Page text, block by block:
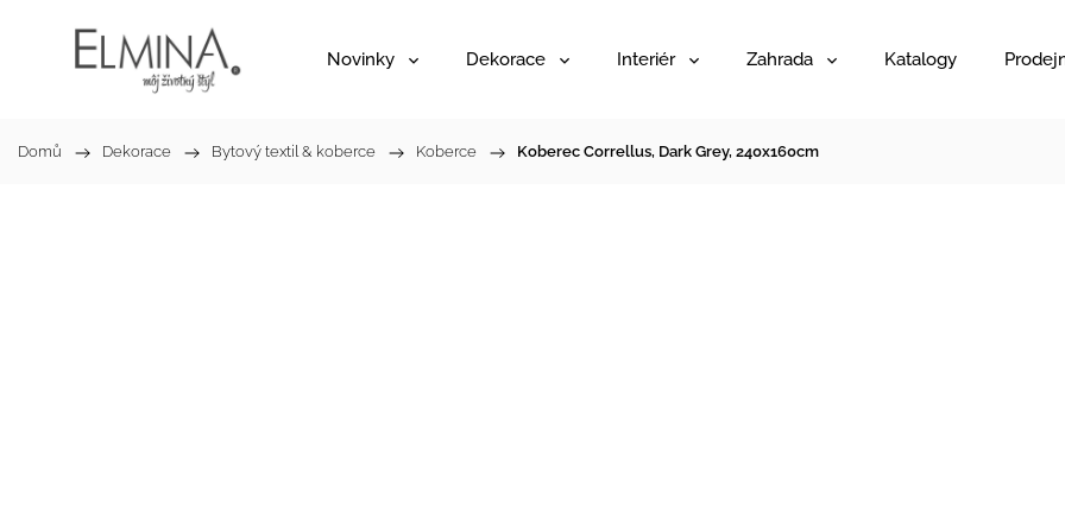
Novinky Dekorace Interiér Zahrada Katalogy
Domů / Dekorace / Bytový textil & koberce / Koberce / Koberec Correllus, Dark Grey, 240x160cm